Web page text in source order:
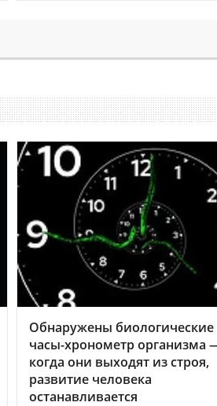
Обнаружены биологические
часы-хронометр организма
когда они выходят из строя,
развитие человека
останавливается